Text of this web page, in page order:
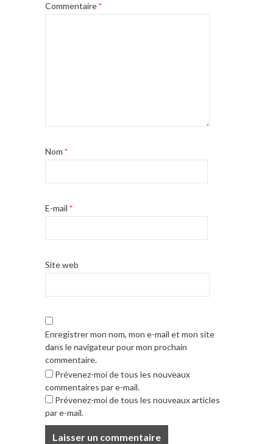
Commentaire*
Nom *
E-mail *
Site web
Enregistrer mon nom, mon e-mail et mon site
dans le navigateur pour mon prochain
commentaire.
Prévenez-moi de tous les nouveaux
commentaires par e-mail.
Prévenez-moi de tous les nouveaux articles
par e-mail.